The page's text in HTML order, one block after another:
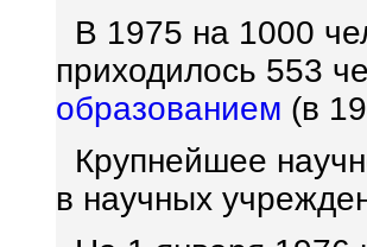
В 1975 на 1000
приходилось 553
образованием (в
Крупнейшее
в научных